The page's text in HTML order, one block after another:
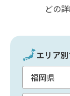
どの
エリア